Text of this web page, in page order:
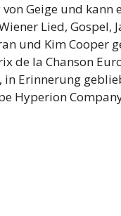
Geige und kann
Lied, Gospel,
und Kim Cooper
de la Chanson
in Erinnerung
Hyperion